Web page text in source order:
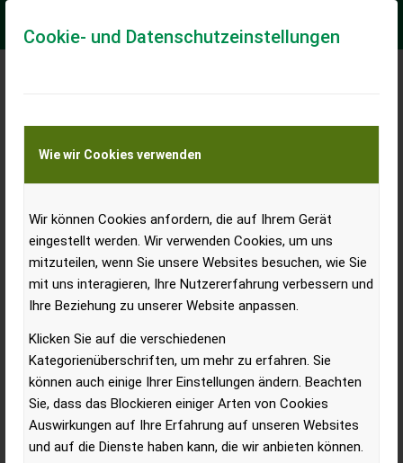
Cookie- und Datenschutzeinstellungen
Wie wir Cookies verwenden
Wir können Cookies anfordern, die auf Ihrem Gerät
eingestellt werden. Wir verwenden Cookies, um uns
mitzuteilen, wenn Sie unsere Websites besuchen, wie Sie
mit uns interagieren, Ihre Nutzererfahrung verbessern und
Ihre Beziehung zu unserer Website anpassen.
Klicken Sie auf die verschiedenen
Kategorienüberschriften, um mehr zu erfahren. Sie
können auch einige Ihrer Einstellungen ändern. Beachten
Sie, dass das Blockieren einiger Arten von Cookies
Auswirkungen auf Ihre Erfahrung auf unseren Websites
und auf die Dienste haben kann, die wir anbieten können.
MF 6700 S zur Maschine des Jahres 2020 gewählt
Massey Ferguson freut sich bekannt zu geben, dass die neue
MF 6700 S-Serie auf der Agritechnica in Hannover zur Maschine
des Jahres 2020 gekürt wurde und in der Kategorie der
mittelgroßen Traktoren den ersten Platz belegte.